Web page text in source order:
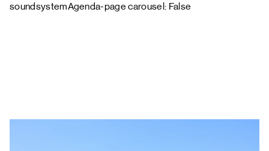
soundsystemAgenda-page carousel: False